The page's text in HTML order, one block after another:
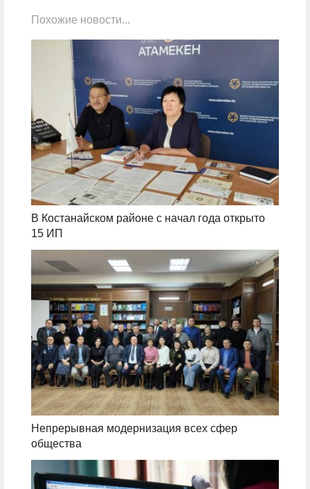
Похожие новости...
В Костанайском районе с начал года открыто
15 ИП
Непрерывная модернизация всех сфер
общества